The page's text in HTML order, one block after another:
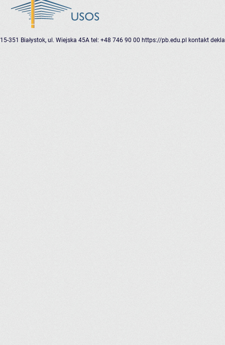
15-351 Białystok, ul. Wiejska 45A tel: +48 746 90 00 https://pb.edu.pl kontakt